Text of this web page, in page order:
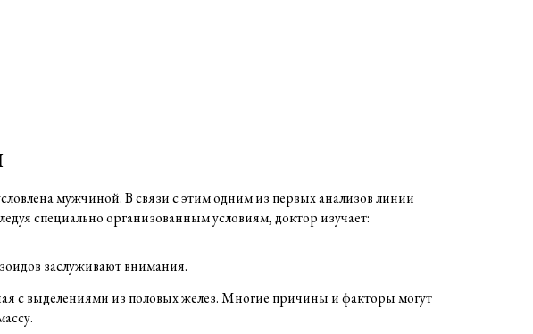
​​мужчиной. В связи с этим одним из первых анализов линии
специально организованным условиям, доктор изучает:
заслуживают внимания.
с выделениями из половых желез. Многие причины и факторы могут